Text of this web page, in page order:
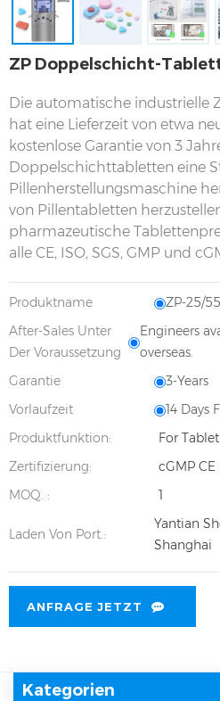
ZP Doppelschicht-
Die automatische industrielle
hat eine Lieferzeit von etwa
kostenlose Garantie von 3
Doppelschichttabletten eine
Pillenherstellungsmaschine
von Pillentabletten
pharmazeutische
alle CE, ISO, SGS, GMP und
Produktname
ZP-25/
After-Sales Unter
Der Voraussetzung
Engineers
overseas.
Garantie
3-Years
Vorlaufzeit
14 Days
Produktfunktion:
For
Zertifizierung:
cGMP CE
MOQ. :
1
Laden Von Port.:
Yantian
Shanghai
ANFRAGE JETZT
Kategorien